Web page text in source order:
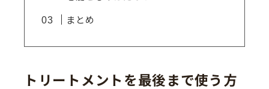
まとめ
トリートメントを最後まで使う方